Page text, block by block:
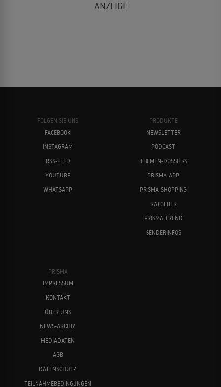
FOLGEN SIE UNS
FACEBOOK
INSTAGRAM
RSS-FEED
YOUTUBE
WHATSAPP
PRODUKTE
NEWSLETTER
PODCAST
THEMEN-DOSSIERS
PRISMA-APP
PRISMA-SHOPPING
RATGEBER
PRISMA TREND
SENDERINFOS
PRISMA
IMPRESSUM
KONTAKT
ÜBER UNS
NEWS-ARCHIV
MEDIADATEN
AGB
DATENSCHUTZ
TEILNAHMEBEDINGUNGEN